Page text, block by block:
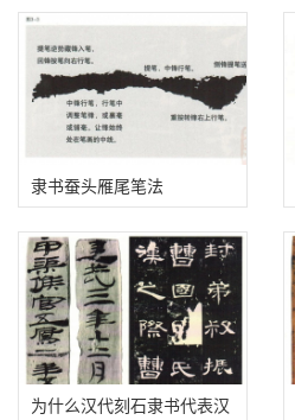
刘远明书法作品欣赏
隶书​蚕头雁尾笔法